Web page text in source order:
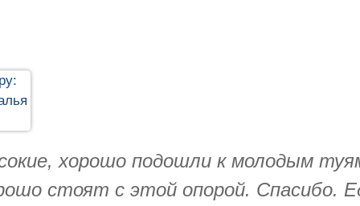
хорошо подошли к молодым
стоят с этой опорой. Спасибо.